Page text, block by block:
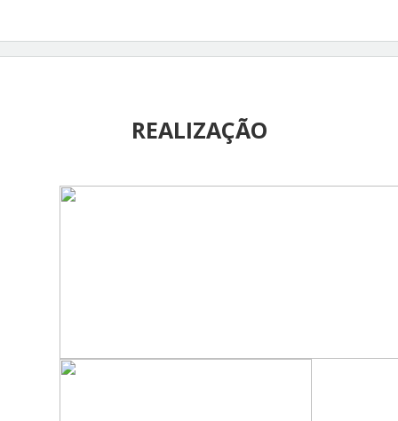
https://www.rbgdr.net/revista/index.p
hp/rbgdr
https://www.openaccessojs.com/JBRev
REALIZAÇÃO